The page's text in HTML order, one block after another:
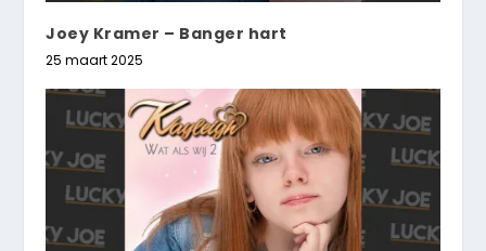
Joey Kramer – Banger hart
25 maart 2025